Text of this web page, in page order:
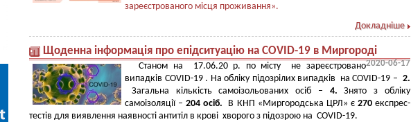
зареєстрованого місця проживання».
Докладніше
Щоденна інформація про епідситуацію на COVID-19 в Миргороді
2020-06-17
Станом на 17.06.20 р. по місту не зареєстровано
випадків COVID-19 . На обліку підозрілих випадків на COVID-19 – 2.
Загальна кількість самоізольованих осіб – 4.Знято з обліку
самоізоляції –204 осіб. В КНП «Миргородська ЦРЛ» є 270експрес-
тестів для виявлення наявності антитіл в крові хворого з підозрою на COVID-19.